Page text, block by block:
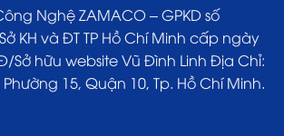
Nghệ ZAMACO – GPKD số
KH và ĐT TP Hồ Chí Minh cấp ngày
Sở hữu website Vũ Đình Linh Địa Chỉ:
15, Quận 10, Tp. Hồ Chí Minh.